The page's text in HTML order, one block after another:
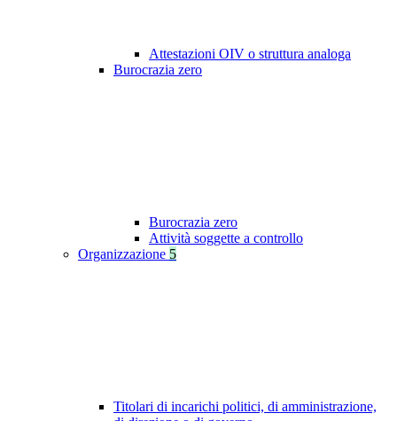
Attestazioni OIV o struttura analoga
Burocrazia zero
Burocrazia zero
Attività soggette a controllo
Organizzazione 5
Titolari di incarichi politici, di amministrazione,